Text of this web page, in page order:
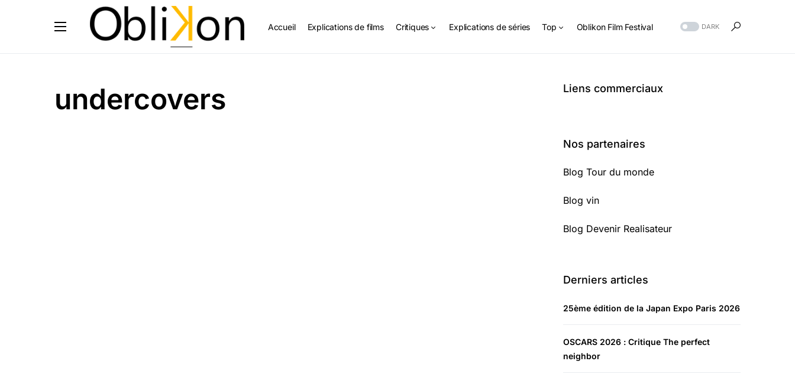
Accueil Explications de films Critiques Explications de séries Top Oblikon Film Festival DARK
undercovers Liens commerciaux
Nos partenaires
Blog Tour du monde
Blog vin
Blog Devenir Realisateur
Derniers articles
25ème édition de la Japan Expo Paris 2026
OSCARS 2026 : Critique The perfect
neighbor